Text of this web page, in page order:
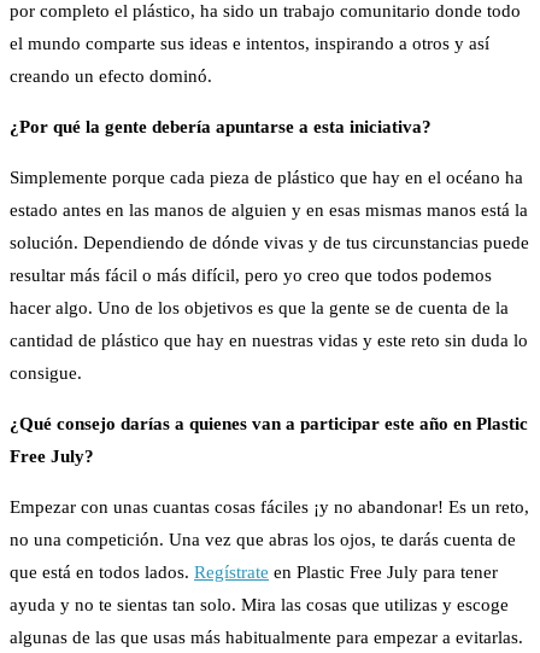
por completo el plástico, ha sido un trabajo comunitario donde todo
el mundo comparte sus ideas e intentos, inspirando a otros y así
creando un efecto dominó.
¿Por qué la gente debería apuntarse a esta iniciativa?
Simplemente porque cada pieza de plástico que hay en el océano ha
estado antes en las manos de alguien y en esas mismas manos está la
solución. Dependiendo de dónde vivas y de tus circunstancias puede
resultar más fácil o más difícil, pero yo creo que todos podemos
hacer algo. Uno de los objetivos es que la gente se de cuenta de la
cantidad de plástico que hay en nuestras vidas y este reto sin duda lo
consigue.
¿Qué consejo darías a quienes van a participar este año en Plastic
Free July?
Empezar con unas cuantas cosas fáciles ¡y no abandonar! Es un reto,
no una competición. Una vez que abras los ojos, te darás cuenta de
que está en todos lados. Regístrate en Plastic Free July para tener
ayuda y no te sientas tan solo. Mira las cosas que utilizas y escoge
algunas de las que usas más habitualmente para empezar a evitarlas.